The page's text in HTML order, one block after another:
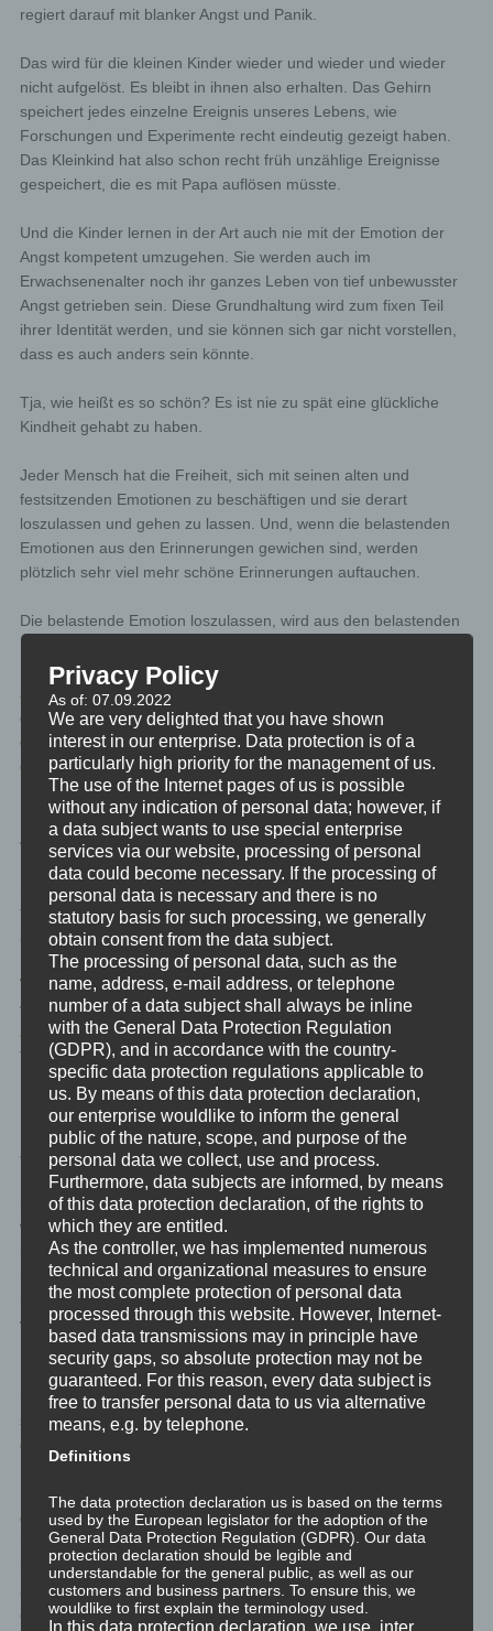
regiert darauf mit blanker Angst und Panik.
Das wird für die kleinen Kinder wieder und wieder und wieder
nicht aufgelöst. Es bleibt in ihnen also erhalten. Das Gehirn
speichert jedes einzelne Ereignis unseres Lebens, wie
Forschungen und Experimente recht eindeutig gezeigt haben.
Das Kleinkind hat also schon recht früh unzählige Ereignisse
gespeichert, die es mit Papa auflösen müsste.
Und die Kinder lernen in der Art auch nie mit der Emotion der
Angst kompetent umzugehen. Sie werden auch im
Erwachsenenalter noch ihr ganzes Leben von tief unbewusster
Angst getrieben sein. Diese Grundhaltung wird zum fixen Teil
ihrer Identität werden, und sie können sich gar nicht vorstellen,
dass es auch anders sein könnte.
Tja, wie heißt es so schön? Es ist nie zu spät eine glückliche
Kindheit gehabt zu haben.
Jeder Mensch hat die Freiheit, sich mit seinen alten und
festsitzenden Emotionen zu beschäftigen und sie derart
loszulassen und gehen zu lassen. Und, wenn die belastenden
Emotionen aus den Erinnerungen gewichen sind, werden
plötzlich sehr viel mehr schöne Erinnerungen auftauchen.
Die belastende Emotion loszulassen, wird aus den belastenden
Leben sehr viel leichter. Allerdings wird das sehr wenig daran
ändern, dass in der Beziehung mit Papa hunderte Ereignisse
gespeichert sind, in denen Papa unwissentlich und unwillentlich
eine Verletzung ausgeteilt hat. Mit den Eltern wird das Elternsein
dies meist überwiegen, sonst kann es durchaus sogar zum
Bruch mit dem Elternteil kommen.
Aber in Ehen oder Beziehungen wird das Loslassen von
Emotionen bei hunderten Übergriffen in der Regel genau gar
nichts retten können. Außer, dass das eigene Leben sehr viel
freier und damit sehr viel schöner werden wird. Dort ist einfach
zu viel offen, das ist nicht mehr bewältigbar.
Wir werden uns hier sehr systematisch an die psychologisch
vielleicht wichtigsten „negativen“ Emotionen arbeiten. Das sind,
auch in exakt dieser Reihenfolge, die Emotionen Ärger,
Traurigkeit, Angst, Schuld, Verletzung, Scham und
Überforderung.
Und wir verwenden für jede Emotion die Reflexionsmethode des
Jnana Yoga: Erst werden wir bewusst und unbewusst die
Emotion in all ihren Aspekten besser verstehen, was sie denn für
uns ist und was sie für uns nicht ist. Im zweiten Schritt werden
wir die Emotion reflektieren und uns vor Augen führen – vor das
innere Auge führen – wie wir denn ohne diese Emotion agieren
könnten. Im dritten Schritt werden wir die Emotion integrieren,
indem wir uns unsere Lernerfahrungen holen, aus all dem, was
wir verstanden und reflektiert haben.
Diese Lernerfahrungen zeigen uns – unserem bewussten sowie
unserem unbewussten Verstand, und natürlich der Emotion
selbst – dass die Emotion ihren Zweck jetzt erfüllt hat und sie
direkt abebben und verschwinden darf.
Das hört sich nur zu gut an? Dann lasst uns noch einen
draufsetzen: In der Gehirnforschung heißt es ja, dass wir uns
nicht an ein Ereignis erinnern, sondern daran, woran uns das
letzte Mal erinnert haben. Darum verändern sich Geschichten
auch, wenn sie wieder und wieder frei erzählt werden. Wir
erinnern uns nicht an das erste ursprüngliche Mal, sondern an
Privacy Policy
As of: 07.09.2022
We are very delighted that you have shown
interest in our enterprise. Data protection is of a
particularly high priority for the management of us.
The use of the Internet pages of us is possible
without any indication of personal data; however, if
a data subject wants to use special enterprise
services via our website, processing of personal
data could become necessary. If the processing of
personal data is necessary and there is no
statutory basis for such processing, we generally
obtain consent from the data subject.
The processing of personal data, such as the
name, address, e-mail address, or telephone
number of a data subject shall always be inline
with the General Data Protection Regulation
(GDPR), and in accordance with the country-
specific data protection regulations applicable to
us. By means of this data protection declaration,
our enterprise wouldlike to inform the general
public of the nature, scope, and purpose of the
personal data we collect, use and process.
Furthermore, data subjects are informed, by means
of this data protection declaration, of the rights to
which they are entitled.
As the controller, we has implemented numerous
technical and organizational measures to ensure
the most complete protection of personal data
processed through this website. However, Internet-
based data transmissions may in principle have
security gaps, so absolute protection may not be
guaranteed. For this reason, every data subject is
free to transfer personal data to us via alternative
means, e.g. by telephone.
Definitions
The data protection declaration us is based on the terms
used by the European legislator for the adoption of the
General Data Protection Regulation (GDPR). Our data
protection declaration should be legible and
understandable for the general public, as well as our
customers and business partners. To ensure this, we
wouldlike to first explain the terminology used.
In this data protection declaration, we use, inter